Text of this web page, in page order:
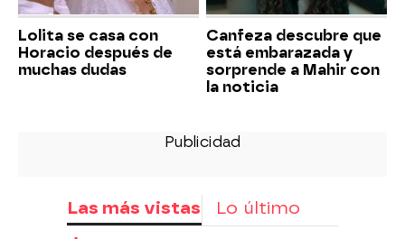
Lolita se casa con
Horacio después de
muchas dudas
Canfeza descubre que
está embarazada y
sorprende a Mahir con
la noticia
Las más vistas Lo último